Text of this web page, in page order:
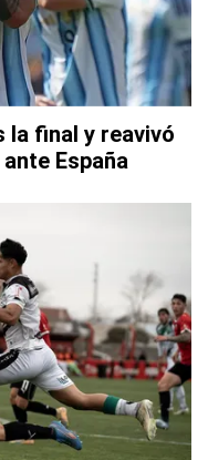
final y reavivó
España